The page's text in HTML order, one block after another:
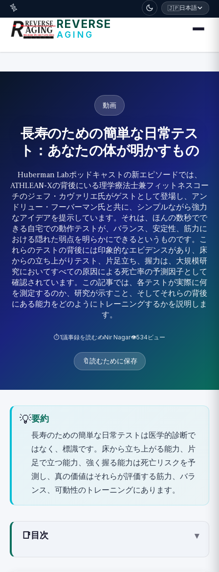
דלג לתוכן הראשי
🧬 🇯🇵日本語
REVERSE
AGING
動画
長寿のための簡単な日常テス
ト：あなたの体が明かすもの
Huberman Labポッドキャストの新エピソードでは、
ATHLEAN-Xの背後にいる理学療法士兼フィットネスコー
チのジェフ・カヴァリエ氏がゲストとして登場し、アン
ドリュー・フーバーマン氏と共に、シンプルながら強力
なアイデアを提示しています。それは、ほんの数秒でで
きる自宅での動作テストが、バランス、安定性、筋力に
おける隠れた弱点を明らかにできるというものです。こ
れらのテストの背後には印象的なエビデンスがあり、床
からの立ち上がりテスト、片足立ち、握力は、大規模研
究においてすべての原因による死亡率の予測因子として
確認されています。この記事では、各テストが実際に何
を測定するのか、研究が示すこと、そしてそれらの背後
にある能力をどのようにトレーニングするかを説明しま
す。
⏱️1議事録を読む✍️Nir Nagar👁️534ビュー
🔖読むために保存
💡要約
長寿のための簡単な日常テストは医学的診断で
はなく、標識です。床から立ち上がる能力、片
足で立つ能力、強く握る能力は死亡リスクを予
測し、真の価値はそれらが評価する筋力、バラ
ンス、可動性のトレーニングにあります。
📑 目次 ▾